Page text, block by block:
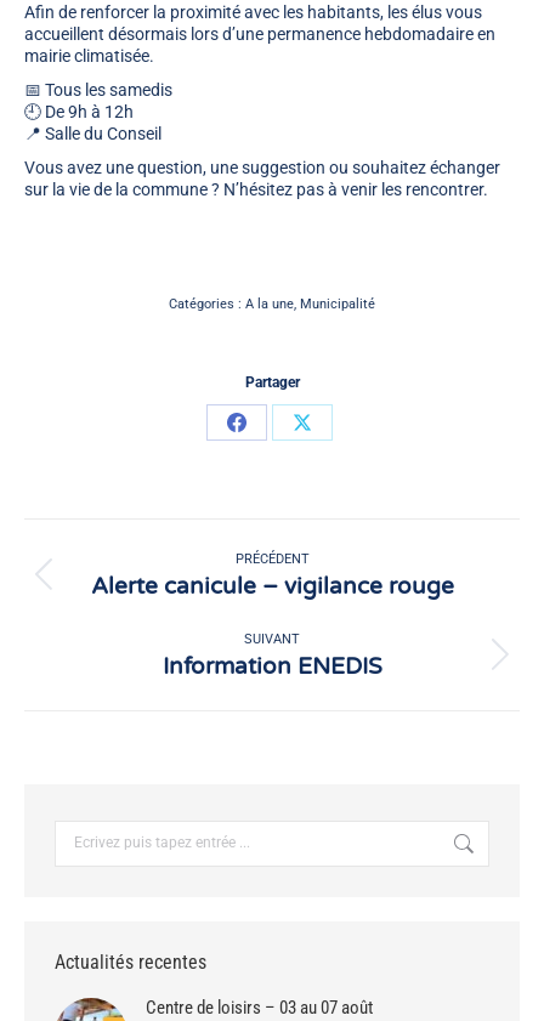
Afin de renforcer la proximité avec les habitants, les élus vous
accueillent désormais lors d’une permanence hebdomadaire en
mairie climatisée.
📅 Tous les samedis
🕘 De 9h à 12h
📍 Salle du Conseil
Vous avez une question, une suggestion ou souhaitez échanger
sur la vie de la commune ? N’hésitez pas à venir les rencontrer.
Catégories : A la une Municipalité
Partager
PartagerPartager
article
PRÉCÉDENT
Article
précédent
Alerte canicule – vigilance rouge
SUIVANT
Article
Information ENEDIS
Actualités recentes
Centre de loisirs – 03 au 07 août